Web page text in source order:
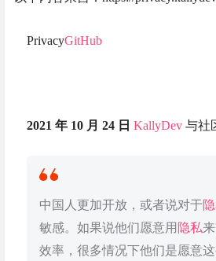
PrivacyGitHub
2021 年 10 月 24 日 KallyDev 与社
中国人更加开放，或者说对于
敏感。如果说他们愿意用 隐私
效率，很多情况下他们是愿意这